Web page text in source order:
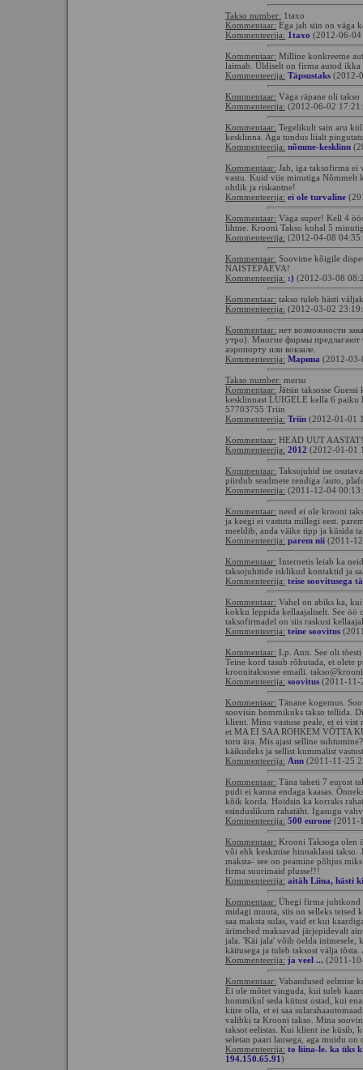
Takso number: 1taxo
Kommentaar: Ega jah siin on väga
Kommenteerija: 1taxo (2012-06-
Kommentaar: Milline konkreetne
laimab. Üldiselt on firma autod ikka
Kommenteerija: Täpsustaks (2012-
Kommentaar: Väga räpane oli takso
Kommenteerija: (2012-06-02
Kommentaar: Tegelikult sain aru
kesklinna. Aga tundus liialt
Kommenteerija: nõmme-kesklinn
Kommentaar: Jah, iga taksofirma ei
vastu. Kuid viie minutiga Nõmmelt
ohtlik ja riskantne!
Kommenteerija: ei ole turvaline
Kommentaar: Väga super! Kell 4
lihtne. Krooni Takso kohal 5
Kommenteerija: (2012-04-08
Kommentaar: Soovime kõigile
NAISTEPÄEVA!
Kommenteerija: :) (2012-03-08
Kommentaar: takso tuleb hästi
Kommenteerija: (2012-03-02
Kommentaar: нет возможности
утро). Многие фирмы предлагают
аэропорту или вокзале.
Kommenteerija: Марина (2012-
Takso number: mersu
Kommentaar: Jätsin taksosse
kesklinnast LUIGELE kella 6
57703755 Triin
Kommenteerija: Triin (2012-01-01
Kommentaar: HEAD UUT AASTAT!
Kommenteerija: 2012 (2012-01-01
Kommentaar: Taksojuhid ise
piirdub seadmete rendiga /auto,
Kommenteerija: (2011-12-04
Kommentaar: need ei ole krooni
ja keegi ei vastuta millegi eest.
meeldib, anda väike tipp ja küsida
Kommenteerija: parem nii (2011-
Kommentaar: Internetis leiab ka
taksojuhitide isklikud kontaktid ja
Kommenteerija: teise soovitusega
Kommentaar: Vahel on abiks ka,
kokku leppida kellaajaliselt. See öö
taksofirmadel on siis raskusi
Kommenteerija: teine soovitus
Kommentaar: Lp. Ann. See oli
Teine kord tasub rõhutada, et olete
kroonitaksosse emaili.
Kommenteerija: soovitus (2011-
Kommentaar: Tänane kogemus.
soovisin hommikuks takso tellida.
klient. Minu vastuse peale, et ei vist
et MA EI SAA ROHKEM VÕTTA
toru ära. Mis ajast selline
käikudeks ja sellist kummalist
Kommenteerija: Ann (2011-11-25
Kommentaar: Täna taheti 7 eurost
pudi ei kanna endaga kaasas.
kõik korda. Hoidsin ka korraks
esinduslikum rahatäht. Igasugu
Kommenteerija: 500 eurone (2011-
Kommentaar: Krooni Taksoga olen
või ehk keskmise hinnaklassi takso.
maksta- see on peamine põhjus
firma suurimaid plusse!!!
Kommenteerija: aitäh Liina, hästi
Kommentaar: Ühegi firma juhtkond
midagi muuta, siis on selleks teised
saa maksta sulas, vaid et kui
ärimehed maksavad järjepidevalt
jala. 'Käi jala' võib öelda inimesele,
käitusega ja tuleb taksost välja
Kommenteerija: ja veel ... (2011-
Kommentaar: Vabandused eelmise
Ei ole mõtet vinguda, kui tuleb
hommikul seda kütust ostad, kui
kiire olla, et ei saa
valibki ta Krooni takso. Mina
taksot eelistas. Kui klient ise küsib,
seletan paari lausega, aga muidu on
Kommenteerija: to liina-le. ka üks
194.150.65.91)